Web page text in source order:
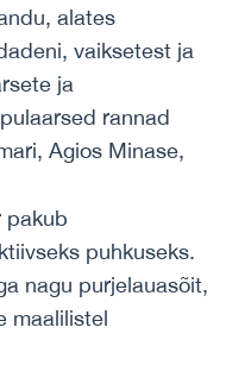
alates
vaiksetest ja
ja
rannad
Agios Minase,
pakub
puhkuseks.
nagu purjelauasõit,
maalilistel